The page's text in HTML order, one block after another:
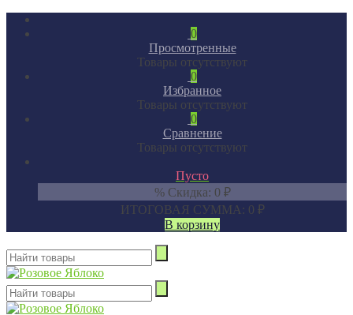
0
Просмотренные
Товары отсутствуют
0
Избранное
Товары отсутствуют
0
Сравнение
Товары отсутствуют
Пусто
% Скидка: 0 ₽
ИТОГОВАЯ СУММА: 0 ₽
В корзину